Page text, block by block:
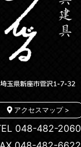
アクセスマップ >
048-482-2060